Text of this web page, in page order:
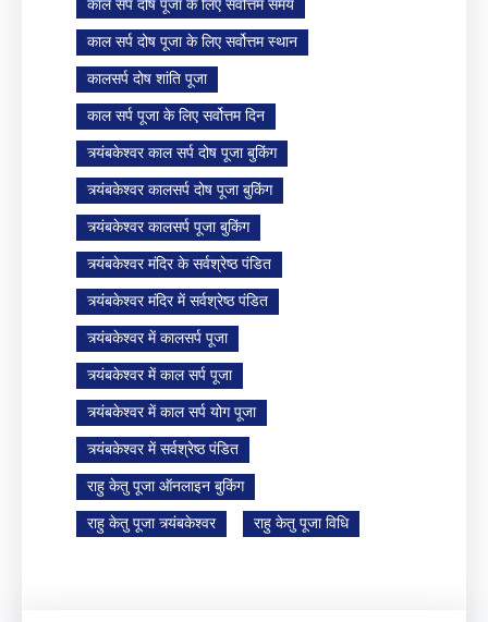
काल सर्प दोष पूजा के लिए सर्वोत्तम समय
काल सर्प दोष पूजा के लिए सर्वोत्तम स्थान
कालसर्प दोष शांति पूजा
काल सर्प पूजा के लिए सर्वोत्तम दिन
त्र्यंबकेश्वर काल सर्प दोष पूजा बुकिंग
त्र्यंबकेश्वर कालसर्प दोष पूजा बुकिंग
त्र्यंबकेश्वर कालसर्प पूजा बुकिंग
त्र्यंबकेश्वर मंदिर के सर्वश्रेष्ठ पंडित
त्र्यंबकेश्वर मंदिर में सर्वश्रेष्ठ पंडित
त्र्यंबकेश्वर में कालसर्प पूजा
त्र्यंबकेश्वर में काल सर्प पूजा
त्र्यंबकेश्वर में काल सर्प योग पूजा
त्र्यंबकेश्वर में सर्वश्रेष्ठ पंडित
राहु केतु पूजा ऑनलाइन बुकिंग
राहु केतु पूजा त्र्यंबकेश्वर
राहु केतु पूजा विधि